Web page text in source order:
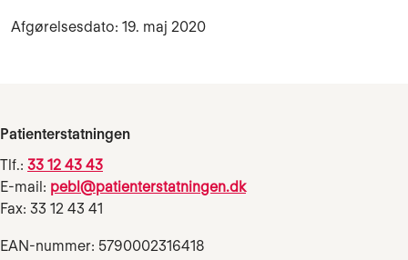
Afgørelsesdato: 19. maj 2020
Patienterstatningen
Tlf.: 33 12 43 43
E-mail: pebl@patienterstatningen.dk
Fax: 33 12 43 41
EAN-nummer: 5790002316418